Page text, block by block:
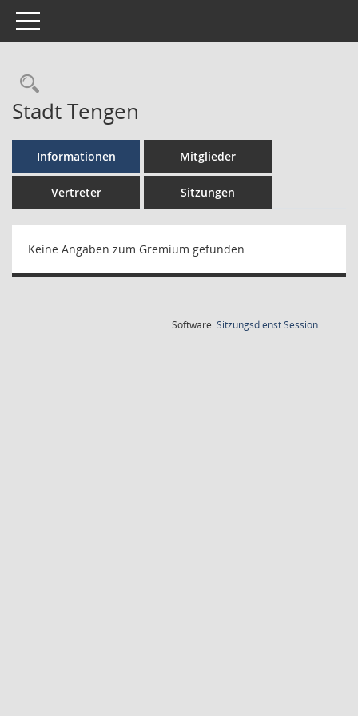
Toggle navigation
Stadt Tengen
Informationen Mitglieder
Vertreter Sitzungen
Keine Angaben zum Gremium gefunden.
Software:SitzungsdienstSession(Wird in